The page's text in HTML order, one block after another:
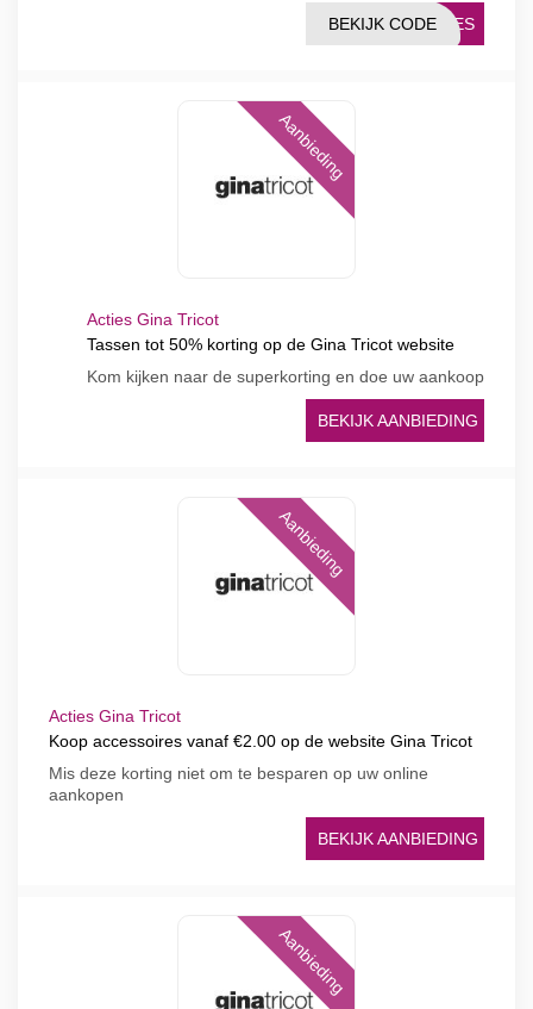
TIES
BEKIJK CODE
Aanbieding
Acties Gina Tricot
Tassen tot 50% korting op de Gina Tricot website
Kom kijken naar de superkorting en doe uw aankoop
BEKIJK AANBIEDING
Aanbieding
Acties Gina Tricot
Koop accessoires vanaf €2.00 op de website Gina Tricot
Mis deze korting niet om te besparen op uw online
aankopen
BEKIJK AANBIEDING
Aanbieding